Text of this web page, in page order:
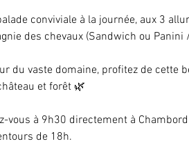
conviviale à la journée, aux 3
des chevaux (Sandwich ou
du vaste domaine, profitez de cette
et forêt 🌿
vous à 9h30 directement à
de 18h.